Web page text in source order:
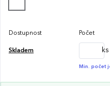
Dostupnost Počet
Skladem ks
Min. počet